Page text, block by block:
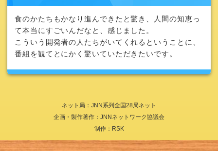
食のかたちもかなり進んできたと驚き、
人間の知恵っ
て本当にすごいんだなと、感じました。
こういう開発者の人たちがいてくれるということに、
番組を観てとにかく驚いていただきたいです。
ネット局：JNN系列全国28局ネット
企画・製作著作：JNNネットワーク協議会
制作：RSK